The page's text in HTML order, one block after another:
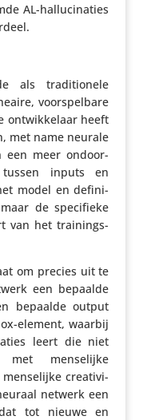
AL-hallu­ci­na­ties
als tradi­ti­o­nele
voor­spel­bare
ontwik­ke­laar heeft
met name neurale
een meer ondoor­
inputs en
model en defi­ni­
de speci­fieke
van het trai­nings­
om precies uit te
een bepaalde
bepaalde output
element, waarbij
leert die niet
met mense­lijke
crea­ti­vi­
netwerk een
tot nieuwe en